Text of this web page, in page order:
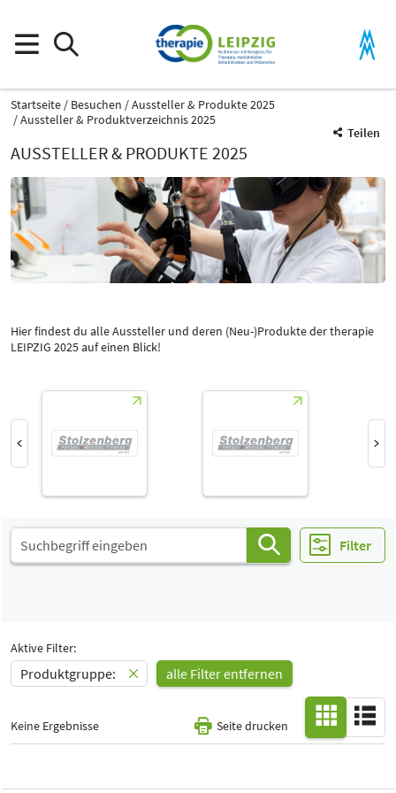
Startseite Besuchen
Aussteller & Produkte 2025
Aussteller & Produktverzeichnis 2025
Teilen
AUSSTELLER & PRODUKTE 2025
Hier findest du alle Aussteller und deren (Neu-)Produkte der therapie
LEIPZIG 2025 auf einen Blick!
Filter
Katalog
Special Interests
Aktive Filter:
Produktgruppe: alle Filter entfernen
Keine Ergebnisse Seite drucken